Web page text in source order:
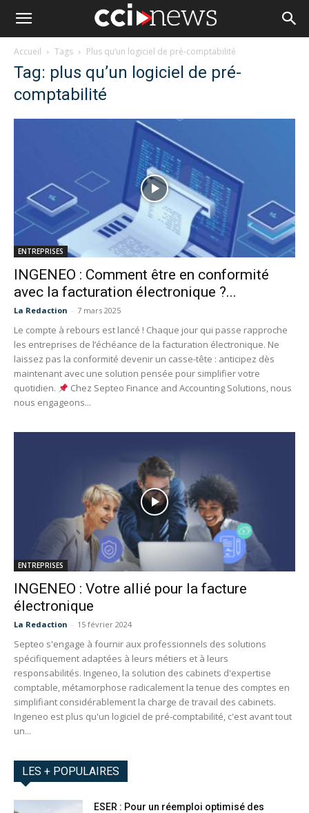
Accueil Tags Plus qu’un logiciel de pré-comptabilité
Tag: plus qu’un logiciel de pré-
comptabilité
ENTREPRISES
INGENEO : Comment être en conformité
avec la facturation électronique ?...
La Redaction - 7 mars 2025
Le compte à rebours est lancé ! Chaque jour qui passe rapproche
les entreprises de l’échéance de la facturation électronique. Ne
laissez pas la conformité devenir un casse-tête : anticipez dès
maintenant avec une solution pensée pour simplifier votre
quotidien.
Chez Septeo Finance and Accounting Solutions, nous
nous engageons...
ENTREPRISES
INGENEO : Votre allié pour la facture
électronique
La Redaction - 15 février 2024
Septeo s'engage à fournir aux professionnels des solutions
spécifiquement adaptées à leurs métiers et à leurs
responsabilités. Ingeneo, la solution des cabinets d'expertise
comptable, métamorphose radicalement la tenue des comptes en
simplifiant considérablement la charge de travail des cabinets.
Ingeneo est plus qu'un logiciel de pré-comptabilité, c'est avant tout
un...
LES + POPULAIRES
ESER : Pour un réemploi optimisé des